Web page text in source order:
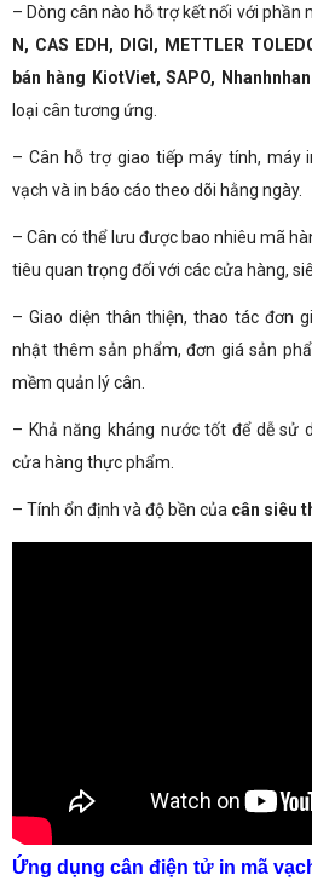
– Dòng cân nào hỗ trợ kết nối với phần
N, CAS EDH, DIGI, METTLER
bán hàng KiotViet, SAPO,
loại cân tương ứng.
– Cân hỗ trợ giao tiếp máy tính, máy
vạch và in báo cáo theo dõi hằng ngày.
– Cân có thể lưu được bao nhiêu mã
tiêu quan trọng đối với các cửa hàng,
– Giao diện thân thiện, thao tác đơn
nhật thêm sản phẩm, đơn giá sản
mềm quản lý cân.
– Khả năng kháng nước tốt để dễ sử
cửa hàng thực phẩm.
– Tính ổn định và độ bền của cân siêu
Ứng dụng cân điện tử in mã